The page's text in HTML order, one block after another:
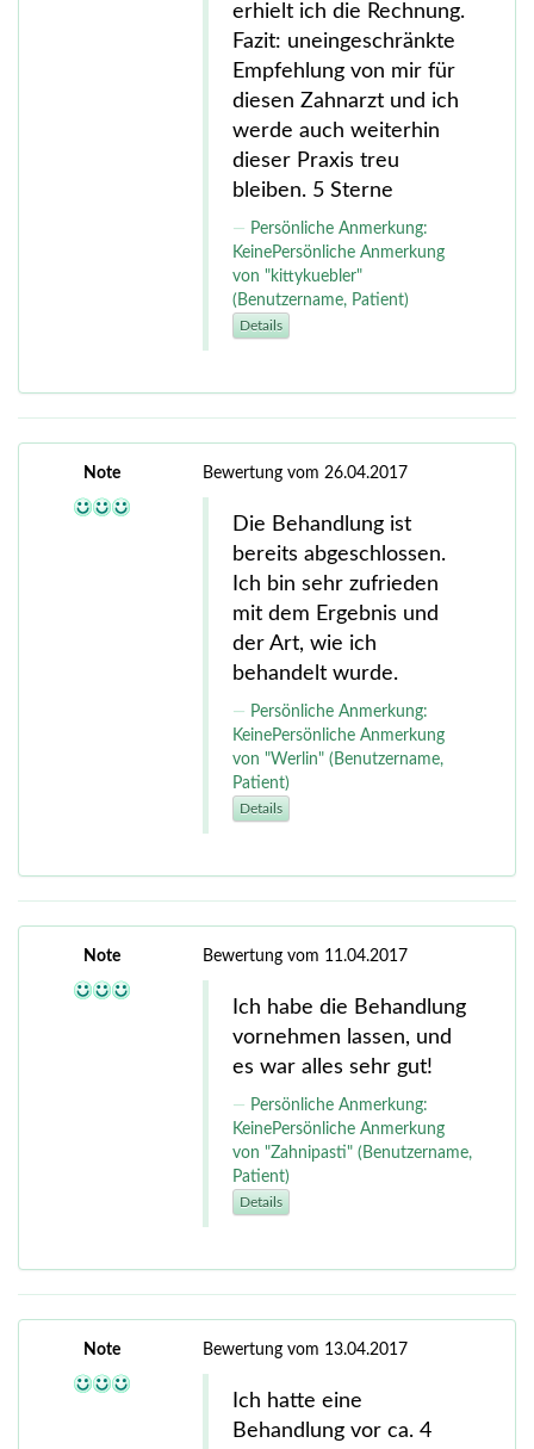
erhielt ich die Rechnung.
Fazit: uneingeschränkte
Empfehlung von mir für
diesen Zahnarzt und ich
werde auch weiterhin
dieser Praxis treu
bleiben. 5 Sterne
Persönliche Anmerkung:
KeinePersönliche Anmerkung
von "kittykuebler"
(Benutzername, Patient)
Details
Note Bewertung vom 26.04.2017
Die Behandlung ist
bereits abgeschlossen.
Ich bin sehr zufrieden
mit dem Ergebnis und
der Art, wie ich
behandelt wurde.
Persönliche Anmerkung:
KeinePersönliche Anmerkung
von "Werlin" (Benutzername,
Patient)
Details
Note Bewertung vom 11.04.2017
Ich habe die Behandlung
vornehmen lassen, und
es war alles sehr gut!
Persönliche Anmerkung:
KeinePersönliche Anmerkung
von "Zahnipasti" (Benutzername,
Patient)
Details
Note Bewertung vom 13.04.2017
Ich hatte eine
Behandlung vor ca. 4